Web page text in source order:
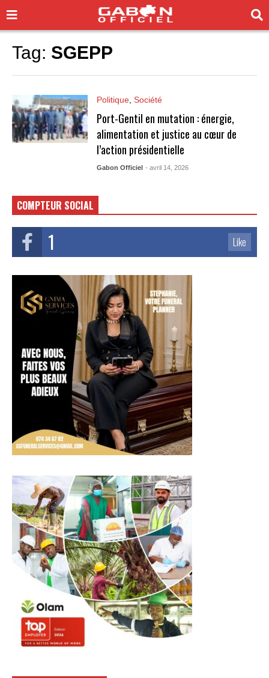
Tag: SGEPP
Politique, Société
Port-Gentil en mutation : énergie,
alimentation et justice au cœur de
l’action présidentielle
Gabon Officiel - avril 14, 2026
COMPTEUR SOCIAL
1 Like